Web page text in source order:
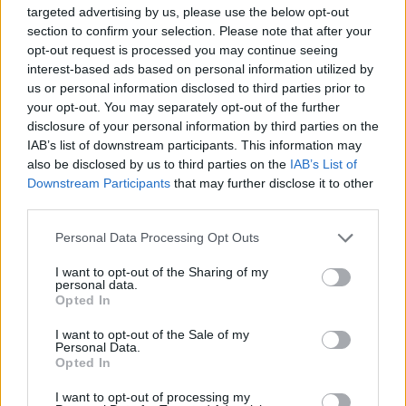
targeted advertising by us, please use the below opt-out
section to confirm your selection. Please note that after your
opt-out request is processed you may continue seeing
interest-based ads based on personal information utilized by
us or personal information disclosed to third parties prior to
your opt-out. You may separately opt-out of the further
disclosure of your personal information by third parties on the
IAB’s list of downstream participants. This information may
also be disclosed by us to third parties on the IAB’s List of
Downstream Participants that may further disclose it to other
Personal Data Processing Opt Outs
I want to opt-out of the Sharing of my
personal data.
Opted In
I want to opt-out of the Sale of my
Personal Data.
Opted In
I want to opt-out of processing my
τις πόζες της
ΣΉΜΕΡΑ
Το μοντέλο μοιράστηκε φωτογραφίες
από τις καλοκαιρινές της διακοπές στο
νησί των Κυκλάδων
Ιωάννα Τούνη: «Έβγαλα όλο το
βράδυ στο νοσοκομείο με ορούς
και αντιβιώσεις»
ΣΉΜΕΡΑ
Η επιχειρηματίας έπαθε τροφική
followers της στο Instagram τις δύσκολες